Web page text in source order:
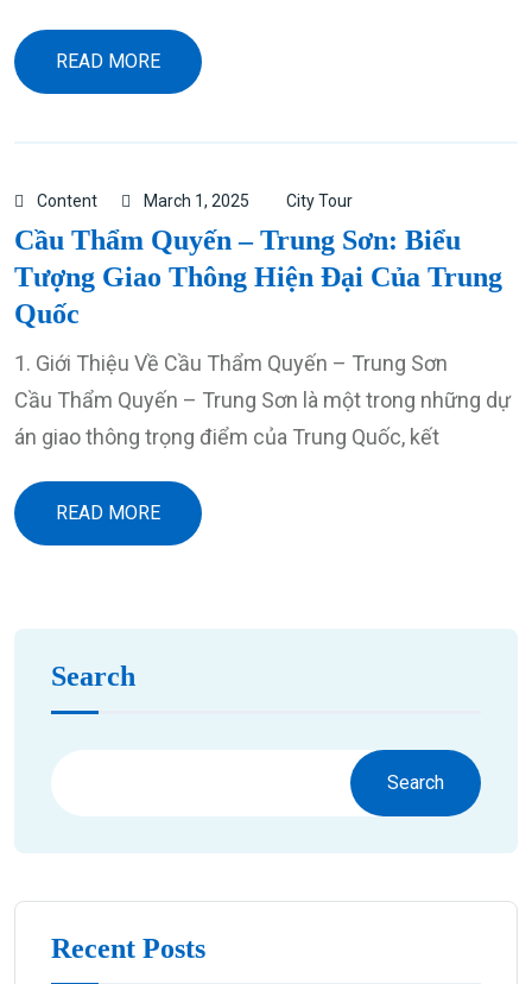
READ MORE
Content March 1, 2025 City Tour
Cầu Thẩm Quyến – Trung Sơn: Biểu
Tượng Giao Thông Hiện Đại Của Trung
Quốc
1. Giới Thiệu Về Cầu Thẩm Quyến – Trung Sơn
Cầu Thẩm Quyến – Trung Sơn là một trong những dự
án giao thông trọng điểm của Trung Quốc, kết
READ MORE
Search
Search
Recent Posts